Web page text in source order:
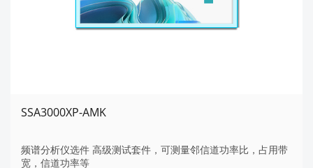
SSA3000XP-AMK
频谱分析仪选件 高级测试套件，可测量邻信道功率比，占用带
宽，信道功率等